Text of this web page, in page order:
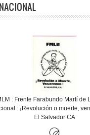
: Frente Farabundo Martí de
: ¡Revolución o muerte,
El Salvador CA